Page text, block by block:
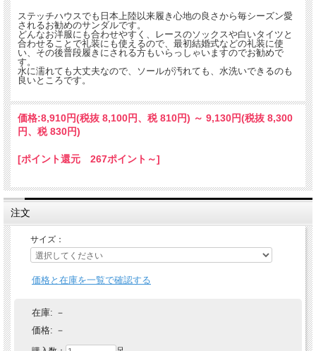
ステッチハウスでも日本上陸以来履き心地の良さから毎シーズン愛
されるお勧めのサンダルです。
どんなお洋服にも合わせやすく、レースのソックスや白いタイツと
合わせることで礼装にも使えるので、最初結婚式などの礼装に使
い、その後普段履きにされる方もいらっしゃいますのでお勧めで
す。
水に濡れても大丈夫なので、ソールが汚れても、水洗いできるのも
良いところです。
価格:8,910円(税抜 8,100円、税 810円) ～ 9,130円(税抜 8,300
円、税 830円)
[ポイント還元 267ポイント～]
注文
サイズ：
価格と在庫を一覧で確認する
在庫: －
価格: －